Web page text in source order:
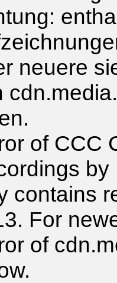
neuere
of CCC
by
contains
For
of